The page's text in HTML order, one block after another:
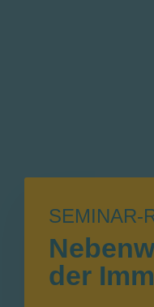
SEMINAR-
der